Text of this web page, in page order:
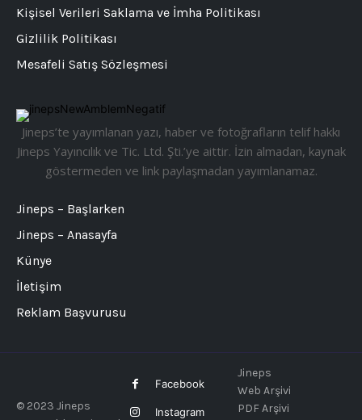
Jineps’te yayımlanan yazı, haber ve fotoğrafların telif hakkı
Jineps Yayıncılık ve Tic. Ltd. Şti.’ye aittir. İzin almadan, kaynak
göstermeden ve link paylaşmadan yayımlanamaz.
Jineps – Başlarken
Jineps – Anasayfa
Künye
İletişim
Reklam Başvurusu
Kişisel Verileri Saklama ve İmha Politikası
Gizlilik Politikası
Mesafeli Satış Sözleşmesi
© 2023 Jineps
Facebook
Instagram
Jineps
Web Arşivi
PDF Arşivi